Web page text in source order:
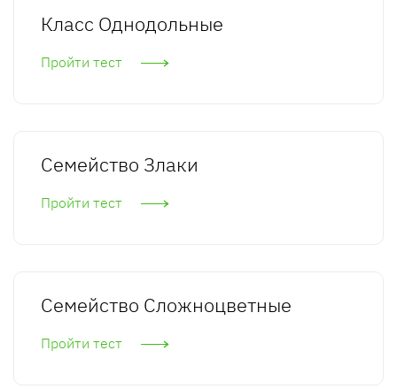
Класс Однодольные
Пройти тест
Семейство Злаки
Пройти тест
Семейство Cложноцветные
Пройти тест